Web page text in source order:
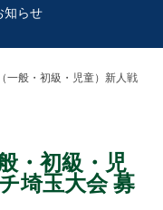
知らせ
一般・初級・児童）新人戦
・初級・児
埼玉大会 募